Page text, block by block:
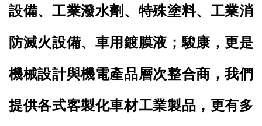
設備、工業潑水劑、特殊塗料、工業消
防滅火設備、車用鍍膜液；駿康，更是
機械設計與機電產品層次整合商，我們
提供各式客製化車材工業製品，更有多